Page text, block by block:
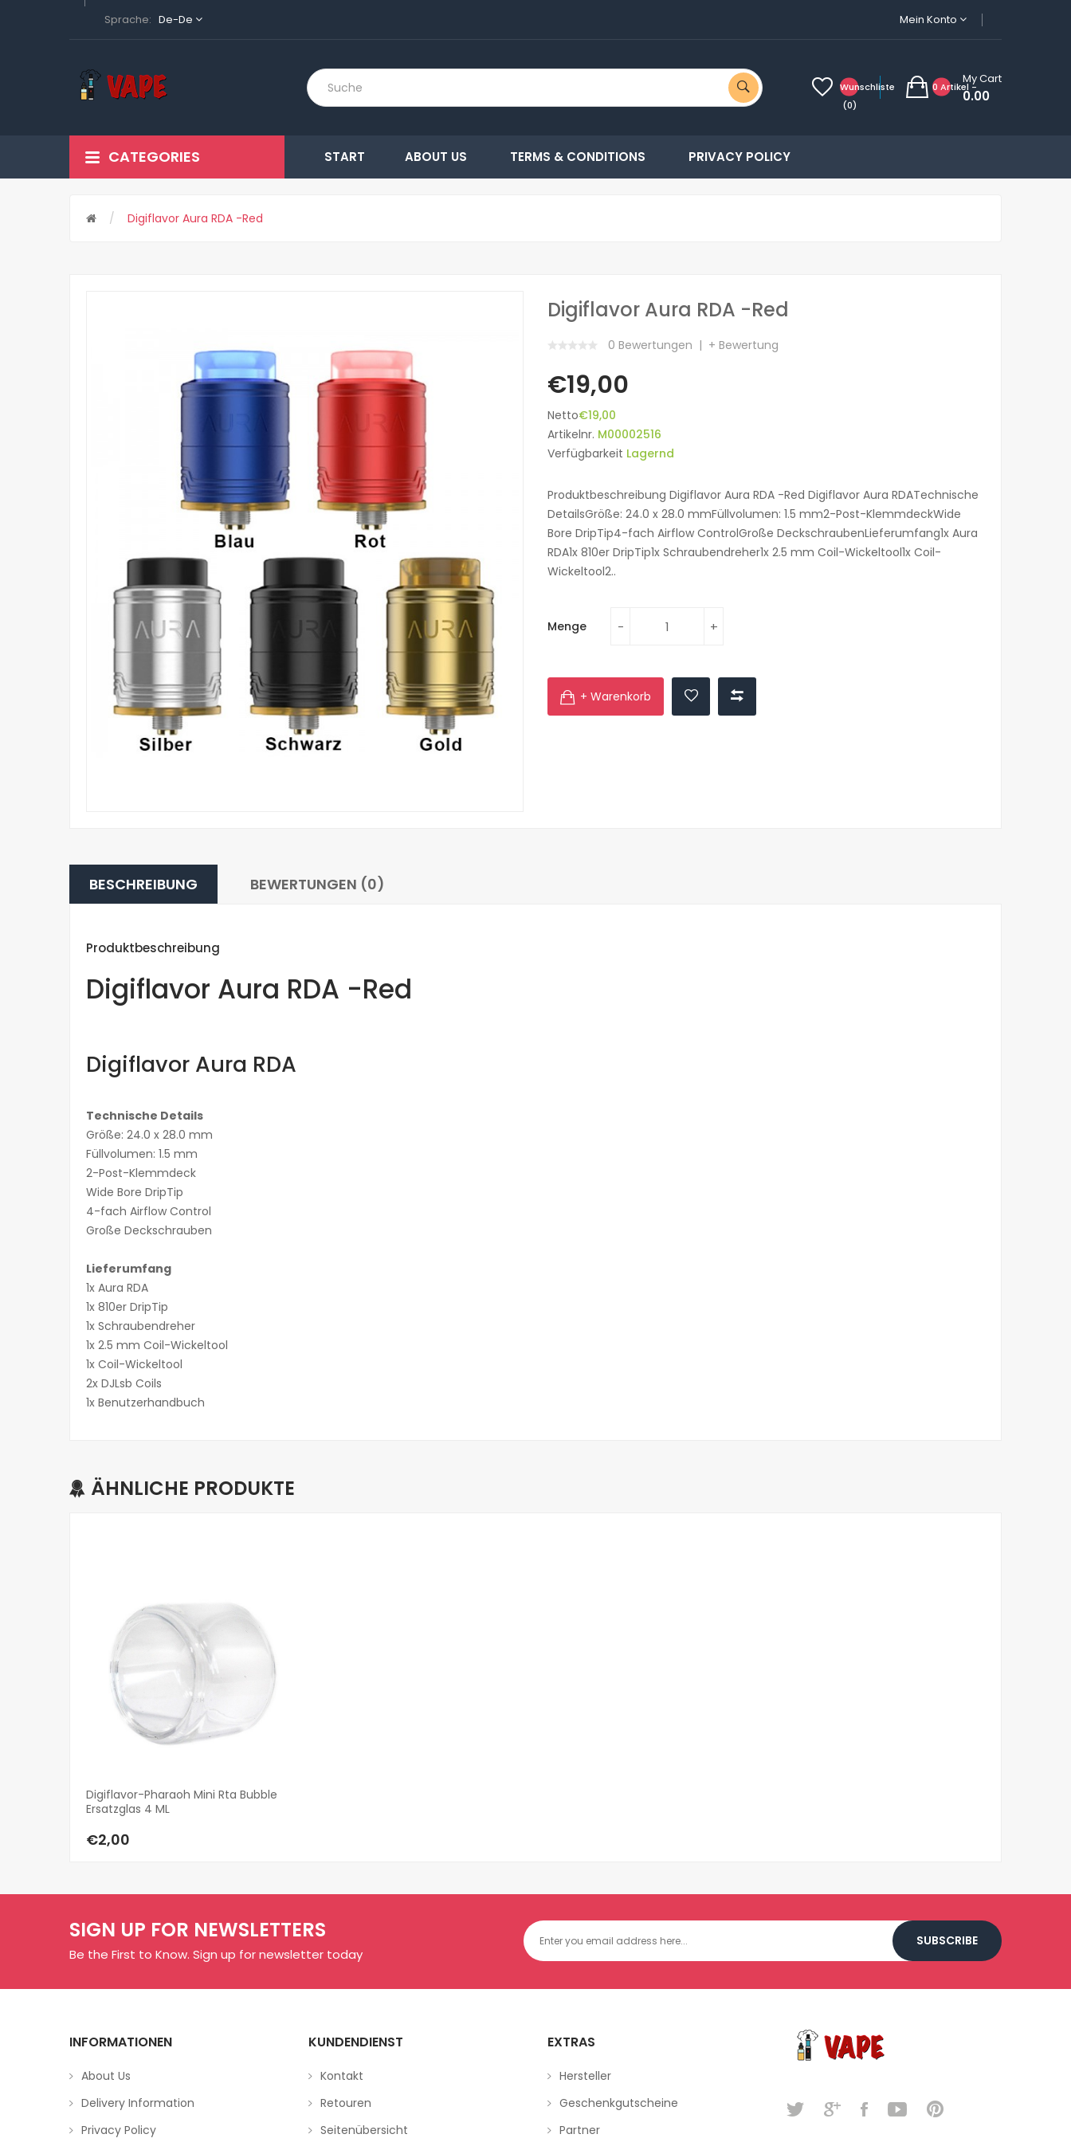
Sprache: De-De Mein Konto
Wunschliste
(0)
0 Artikel -
My Cart
0.00
CATEGORIES START ABOUT US TERMS & CONDITIONS PRIVACY POLICY
Digiflavor Aura RDA -Red
Digiflavor Aura RDA -Red
0 Bewertungen + Bewertung
€19,00
Netto€19,00
Artikelnr. M00002516
Verfügbarkeit Lagernd
Produktbeschreibung Digiflavor Aura RDA -Red Digiflavor Aura RDATechnische
DetailsGröße: 24.0 x 28.0 mmFüllvolumen: 1.5 mm2-Post-KlemmdeckWide
Bore DripTip4-fach Airflow ControlGroße DeckschraubenLieferumfang1x Aura
RDA1x 810er DripTip1x Schraubendreher1x 2.5 mm Coil-Wickeltool1x Coil-
Wickeltool2..
Menge
+ Warenkorb
BESCHREIBUNG BEWERTUNGEN (0)
Produktbeschreibung
Digiflavor Aura RDA -Red
Digiflavor Aura RDA
Technische Details
Größe: 24.0 x 28.0 mm
Füllvolumen: 1.5 mm
2-Post-Klemmdeck
Wide Bore DripTip
4-fach Airflow Control
Große Deckschrauben
Lieferumfang
1x Aura RDA
1x 810er DripTip
1x Schraubendreher
1x 2.5 mm Coil-Wickeltool
1x Coil-Wickeltool
2x DJLsb Coils
1x Benutzerhandbuch
ÄHNLICHE PRODUKTE
Digiflavor-Pharaoh Mini Rta Bubble
Ersatzglas 4 ML
€2,00
SIGN UP FOR NEWSLETTERS
Be the First to Know. Sign up for newsletter today
SUBSCRIBE
INFORMATIONEN
About Us
Delivery Information
Privacy Policy
KUNDENDIENST
Kontakt
Retouren
Seitenübersicht
EXTRAS
Hersteller
Geschenkgutscheine
Partner